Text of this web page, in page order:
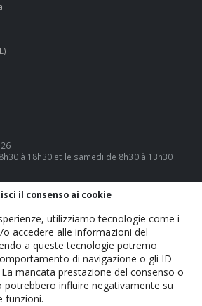
à 18h30 et le samedi de 8h30 à 13h30
© 2026. TUTTI I DIRITTI RISERVATI.
il consenso ai cookie
utilizziamo tecnologie come i
accedere alle informazioni del
a queste tecnologie potremo
di navigazione o gli ID
mancata prestazione del consenso o
potrebbero influire negativamente su
funzioni.